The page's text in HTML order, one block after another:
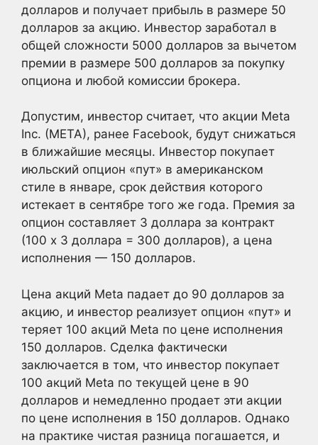
долларов и получает прибыль в размере 50
долларов за акцию. Инвестор заработал в
общей сложности 5000 долларов за вычетом
премии в размере 500 долларов за покупку
опциона и любой комиссии брокера.
Допустим, инвестор считает, что акции Meta
Inc. (META), ранее Facebook, будут снижаться
в ближайшие месяцы. Инвестор покупает
июльский опцион «пут» в американском
стиле в январе, срок действия которого
истекает в сентябре того же года. Премия за
опцион составляет 3 доллара за контракт
(100 х 3 доллара = 300 долларов), а цена
исполнения — 150 долларов.
Цена акций Meta падает до 90 долларов за
акцию, и инвестор реализует опцион «пут» и
теряет 100 акций Meta по цене исполнения
150 долларов. Сделка фактически
заключается в том, что инвестор покупает
100 акций Meta по текущей цене в 90
долларов и немедленно продает эти акции
по цене исполнения в 150 долларов. Однако
на практике чистая разница погашается, и